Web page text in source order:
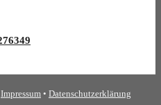
Impressum • Datenschutzerklärung